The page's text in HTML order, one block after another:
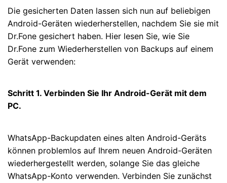
Die gesicherten Daten lassen sich nun auf beliebigen
Android-Geräten wiederherstellen, nachdem Sie sie mit
Dr.Fone gesichert haben. Hier lesen Sie, wie Sie
Dr.Fone zum Wiederherstellen von Backups auf einem
Gerät verwenden:
Schritt 1. Verbinden Sie Ihr Android-Gerät mit dem
PC.
WhatsApp-Backupdaten eines alten Android-Geräts
können problemlos auf Ihrem neuen Android-Geräten
wiederhergestellt werden, solange Sie das gleiche
WhatsApp-Konto verwenden. Verbinden Sie zunächst